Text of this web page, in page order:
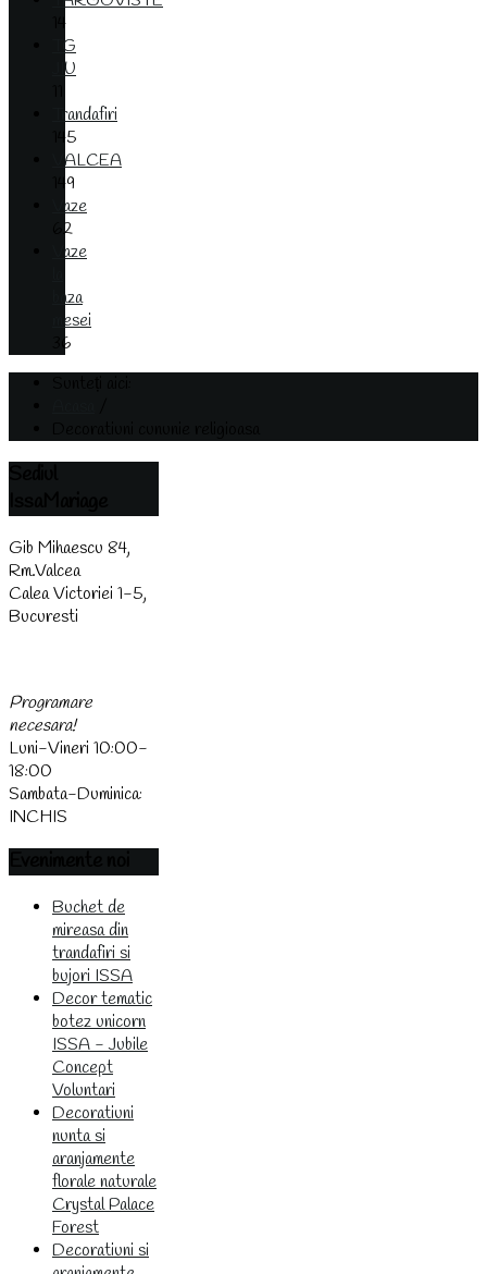
14
TG
JIU
Trandafiri
145
VALCEA
149
Vaze
62
Vaze
baza
mesei
36
Gib Mihaescu 84,
Rm.Valcea
Calea Victoriei 1-5,
Bucuresti
Programare
necesara!
Luni-Vineri 10:00-
18:00
Sambata-Duminica:
INCHIS
Buchet de
mireasa din
trandafiri si
bujori ISSA
Decor tematic
botez unicorn
ISSA - Jubile
Concept
Voluntari
Decoratiuni
nunta si
aranjamente
florale naturale
Crystal Palace
Forest
Decoratiuni si